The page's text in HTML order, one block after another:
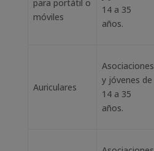
para portátil o
móviles
14 a 35
años.
Auriculares
Asociaciones
y jóvenes de
14 a 35
años.